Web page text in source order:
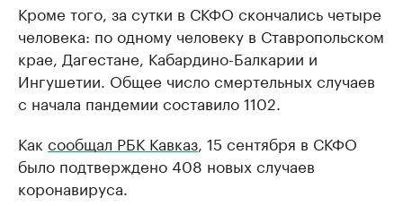
Кроме того, за сутки в СКФО скончались четыре
человека: по одному человеку в Ставропольском
крае, Дагестане, Кабардино-Балкарии и
Ингушетии. Общее число смертельных случаев
с начала пандемии составило 1102.
Как сообщал РБК Кавказ, 15 сентября в СКФО
было подтверждено 408 новых случаев
коронавируса.